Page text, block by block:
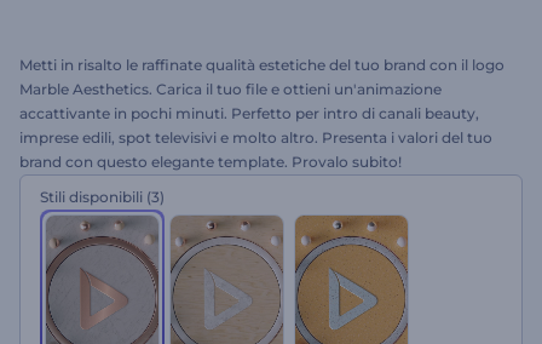
Metti in risalto le raffinate qualità estetiche del tuo brand con il logo
Marble Aesthetics. Carica il tuo file e ottieni un'animazione
accattivante in pochi minuti. Perfetto per intro di canali beauty,
imprese edili, spot televisivi e molto altro. Presenta i valori del tuo
brand con questo elegante template. Provalo subito!
Stili disponibili (3)